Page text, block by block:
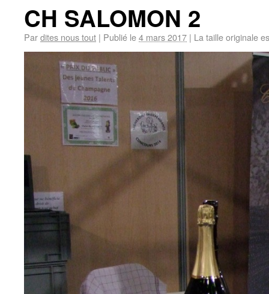
CH SALOMON 2
Pardites nous tout | Publié le4 mars 2017 | La taille originale